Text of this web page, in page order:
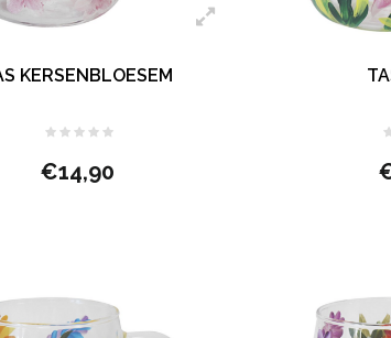
KERSENBLOESEM
€14,90